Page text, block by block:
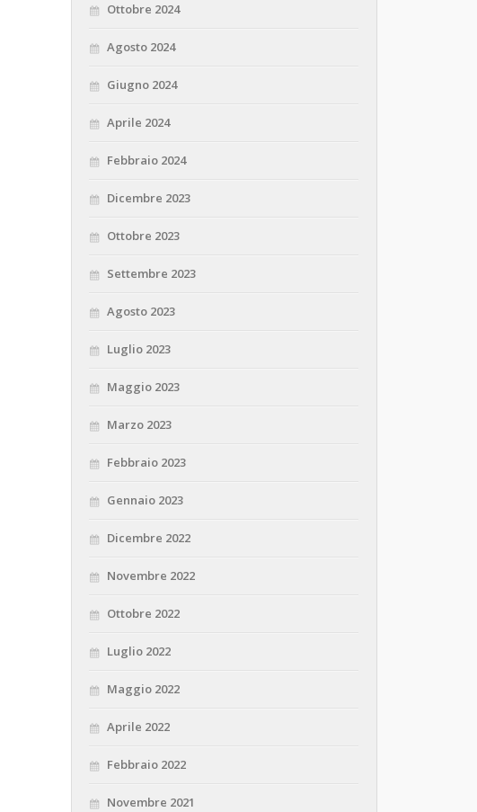
Ottobre 2024
Agosto 2024
Giugno 2024
Aprile 2024
Febbraio 2024
Dicembre 2023
Ottobre 2023
Settembre 2023
Agosto 2023
Luglio 2023
Maggio 2023
Marzo 2023
Febbraio 2023
Gennaio 2023
Dicembre 2022
Novembre 2022
Ottobre 2022
Luglio 2022
Maggio 2022
Aprile 2022
Febbraio 2022
Novembre 2021